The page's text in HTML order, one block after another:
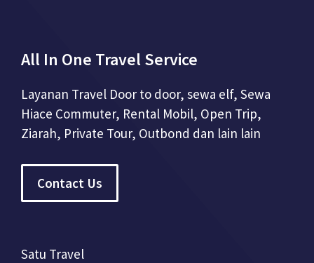
All In One Travel Service
Layanan Travel Door to door, sewa elf, Sewa
Hiace Commuter, Rental Mobil, Open Trip,
Ziarah, Private Tour, Outbond dan lain lain
Contact Us
Satu Travel